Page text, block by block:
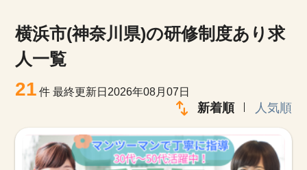
見学会・イベント情報
お知らせ
横浜市(神奈川県)の研修制度あり求
人一覧
21 件最終更新日2026年08月07日
新着順 人気順
甲信越・北陸 中国・四国
九州・沖縄